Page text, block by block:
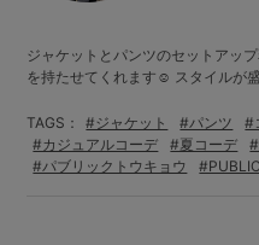
ジャケットとパンツのセットアッ
を持たせてくれます☺︎ スタイルが
TAGS： #ジャケット #パンツ #
#カジュアルコーデ
#夏コーデ
#パブリックトウキョウ